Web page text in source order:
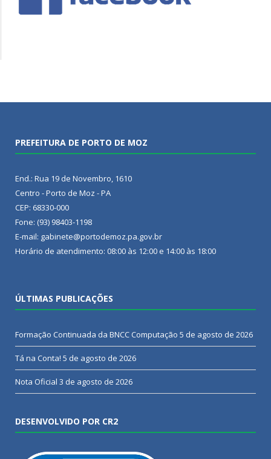
PREFEITURA DE PORTO DE MOZ
End.: Rua 19 de Novembro, 1610
Centro - Porto de Moz - PA
CEP: 68330-000
Fone: (93) 98403-1198
E-mail: gabinete@portodemoz.pa.gov.br
Horário de atendimento: 08:00 às 12:00 e 14:00 às 18:00
ÚLTIMAS PUBLICAÇÕES
Formação Continuada da BNCC Computação 5 de agosto de 2026
Tá na Conta! 5 de agosto de 2026
Nota Oficial 3 de agosto de 2026
DESENVOLVIDO POR CR2